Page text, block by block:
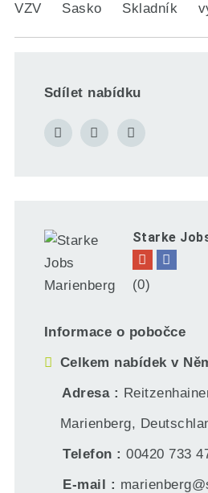
VZV
Sasko Skladník
Sdílet nabídku
Starke
(0)
Informace o pobočce
Celkem nabídek v
Adresa
Marienberg,
Telefon
00420 733
E-mail